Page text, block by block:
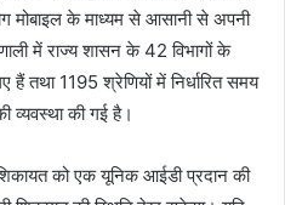
मोबाइल के माध्यम से आसानी से अपनी
में राज्य शासन के 42 विभागों के
हैं तथा 1195 श्रेणियों में निर्धारित समय
व्यवस्था की गई है।
को एक यूनिक आईडी प्रदान की